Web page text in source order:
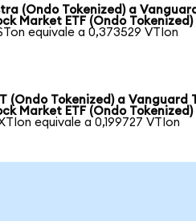
(Ondo Tokenized) a
Market ETF (Ondo Tokenized)
equivale a 0,373529 VTIon
(Ondo Tokenized) a Vanguard
Market ETF (Ondo Tokenized)
equivale a 0,199727 VTIon